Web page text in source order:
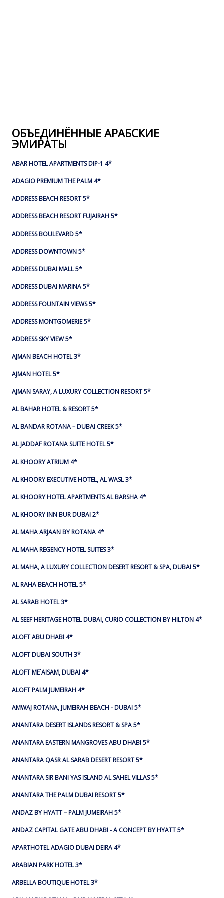
ОБЪЕДИНЁННЫЕ АРАБСКИЕ
ЭМИРАТЫ
ABAR HOTEL APARTMENTS DIP-1 4*
ADAGIO PREMIUM THE PALM 4*
ADDRESS BEACH RESORT 5*
ADDRESS BEACH RESORT FUJAIRAH 5*
ADDRESS BOULEVARD 5*
ADDRESS DOWNTOWN 5*
ADDRESS DUBAI MALL 5*
ADDRESS DUBAI MARINA 5*
ADDRESS FOUNTAIN VIEWS 5*
ADDRESS MONTGOMERIE 5*
ADDRESS SKY VIEW 5*
AJMAN BEACH HOTEL 3*
AJMAN HOTEL 5*
AJMAN SARAY, A LUXURY COLLECTION RESORT 5*
AL BAHAR HOTEL & RESORT 5*
AL BANDAR ROTANA – DUBAI CREEK 5*
AL JADDAF ROTANA SUITE HOTEL 5*
AL KHOORY ATRIUM 4*
AL KHOORY EXECUTIVE HOTEL, AL WASL 3*
AL KHOORY HOTEL APARTMENTS AL BARSHA 4*
AL KHOORY INN BUR DUBAI 2*
AL MAHA ARJAAN BY ROTANA 4*
AL MAHA REGENCY HOTEL SUITES 3*
AL MAHA, A LUXURY COLLECTION DESERT RESORT & SPA, DUBAI 5*
AL RAHA BEACH HOTEL 5*
AL SARAB HOTEL 3*
AL SEEF HERITAGE HOTEL DUBAI, CURIO COLLECTION BY HILTON 4*
ALOFT ABU DHABI 4*
ALOFT DUBAI SOUTH 3*
ALOFT ME`AISAM, DUBAI 4*
ALOFT PALM JUMEIRAH 4*
AMWAJ ROTANA, JUMEIRAH BEACH - DUBAI 5*
ANANTARA DESERT ISLANDS RESORT & SPA 5*
ANANTARA EASTERN MANGROVES ABU DHABI 5*
ANANTARA QASR AL SARAB DESERT RESORT 5*
ANANTARA SIR BANI YAS ISLAND AL SAHEL VILLAS 5*
ANANTARA THE PALM DUBAI RESORT 5*
ANDAZ BY HYATT – PALM JUMEIRAH 5*
ANDAZ CAPITAL GATE ABU DHABI - A CONCEPT BY HYATT 5*
APARTHOTEL ADAGIO DUBAI DEIRA 4*
ARABIAN PARK HOTEL 3*
ARBELLA BOUTIQUE HOTEL 3*